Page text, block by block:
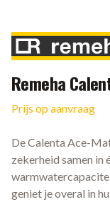
Remeha
Prijs op aanvraag
Merk
De Calenta Ace-
zekerheid samen
geniet je overal in